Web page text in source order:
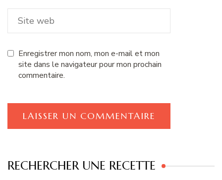
Enregistrer mon nom, mon e-mail et mon
site dans le navigateur pour mon prochain
commentaire.
RECHERCHER UNE RECETTE